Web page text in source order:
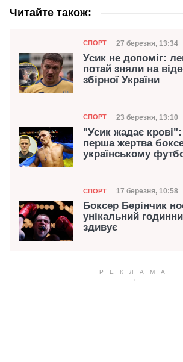
Читайте також:
Категорія
СПОРТ Дата
27 березня, 13:34
Усик не допоміг:
потай зняли на
збірної України
Категорія
СПОРТ Дата
23 березня, 13:10
"Усик жадає
перша жертва
українському
Категорія
СПОРТ Дата
17 березня, 10:58
Боксер Берінчик
унікальний
здивує